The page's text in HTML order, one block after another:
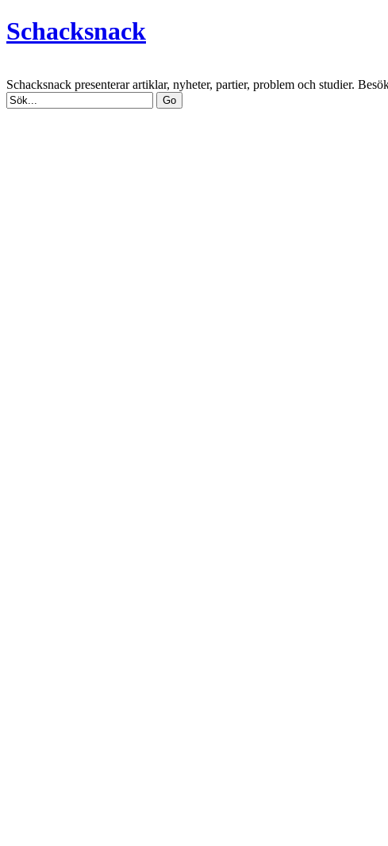
Schacksnack
Schacksnack presenterar artiklar, nyheter, partier, problem och studier.